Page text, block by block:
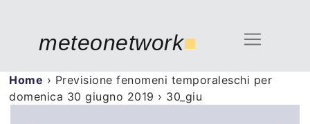
meteonetwork■
Home › Previsione fenomeni temporaleschi per
domenica 30 giugno 2019 › 30_giu